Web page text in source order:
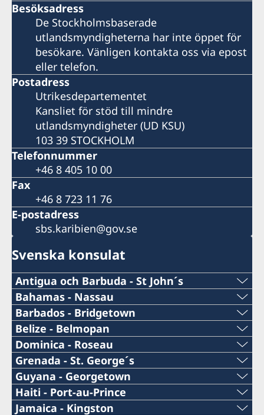
Besöksadress
De Stockholmsbaserade
utlandsmyndigheterna har inte öppet för
besökare. Vänligen kontakta oss via epost
eller telefon.
Postadress
Utrikesdepartementet
Kansliet för stöd till mindre
utlandsmyndigheter (UD KSU)
103 39 STOCKHOLM
Telefonnummer
+46 8 405 10 00
Fax
+46 8 723 11 76
E-postadress
sbs.karibien@gov.se
Svenska konsulat
Antigua och Barbuda - St John´s
Telefonnummer konsulat
+1 (268)562 5050
Emailadress konsulat
swe.antigua@gmail.com
Sveriges konsulat:
Bahamas - Nassau
Telefonnummer konsulat
1-242-326 28 17
Emailadress konsulat
Nassau.swecons@ldcc.cc,
john@skylineconstructionltd.com
Barbados - Bridgetown
Telefonnummer konsulat
+1-246-537-1000
Emailadress konsulat
swedishconsulate@wiit.net
Belize - Belmopan
Telefonnummer
+501 822 2387
Epost
Dominica - Roseau
Telefonnummer konsulat
+1-767-448-2181
Grenada - St. George´s
Telefonnummer konsulat
+1-473-404-2004
Guyana - Georgetown
Telefonnummer konsulat
Haiti - Port-au-Prince
Mobilnummer konsul
Jamaica - Kingston